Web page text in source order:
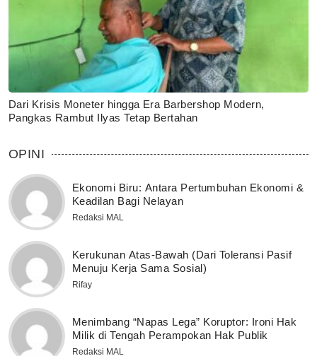
Dari Krisis Moneter hingga Era Barbershop Modern,
Pangkas Rambut Ilyas Tetap Bertahan
OPINI
Ekonomi Biru: Antara Pertumbuhan Ekonomi &
Keadilan Bagi Nelayan
Redaksi MAL
Kerukunan Atas-Bawah (Dari Toleransi Pasif
Menuju Kerja Sama Sosial)
Rifay
Menimbang “Napas Lega” Koruptor: Ironi Hak
Milik di Tengah Perampokan Hak Publik
Redaksi MAL